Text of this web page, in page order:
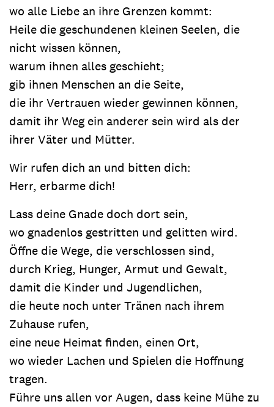
wo alle Liebe an ihre Grenzen kommt:
Heile die geschundenen kleinen Seelen, die
nicht wissen können,
warum ihnen alles geschieht;
gib ihnen Menschen an die Seite,
die ihr Vertrauen wieder gewinnen können,
damit ihr Weg ein anderer sein wird als der
ihrer Väter und Mütter.
Wir rufen dich an und bitten dich:
Herr, erbarme dich!
Lass deine Gnade doch dort sein,
wo gnadenlos gestritten und gelitten wird.
Öffne die Wege, die verschlossen sind,
durch Krieg, Hunger, Armut und Gewalt,
damit die Kinder und Jugendlichen,
die heute noch unter Tränen nach ihrem
Zuhause rufen,
eine neue Heimat finden, einen Ort,
wo wieder Lachen und Spielen die Hoffnung
tragen.
Führe uns allen vor Augen, dass keine Mühe zu